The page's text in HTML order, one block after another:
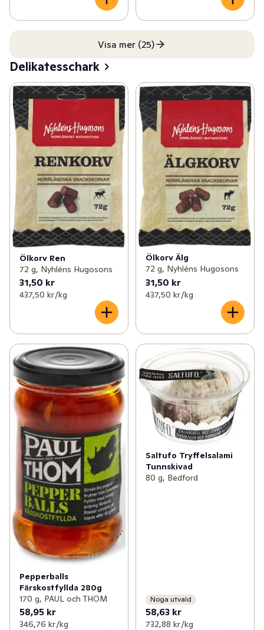
Visa mer (25)
Delikatesschark
Ölkorv Ren
72 g, Nyhléns Hugosons
31,50 kr
437,50 kr /kg
Ölkorv Älg
72 g, Nyhléns Hugosons
31,50 kr
437,50 kr /kg
Pepperballs
Färskostfyllda 280g
170 g, PAUL och THOM
58,95 kr
346,76 kr /kg
Saltufo Tryffelsalami
Tunnskivad
80 g, Bedford
Noga utvald
58,63 kr
732,88 kr /kg